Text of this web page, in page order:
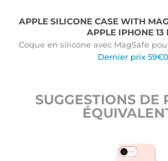
APPLE SILICONE CASE WITH
APPLE IPHONE 13
Coque en silicone avec MagSafe
Dernier prix
SUGGESTIONS DE